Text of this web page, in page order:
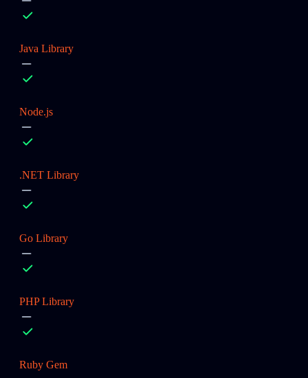
Java Library
Node.js
.NET Library
Go Library
PHP Library
Ruby Gem